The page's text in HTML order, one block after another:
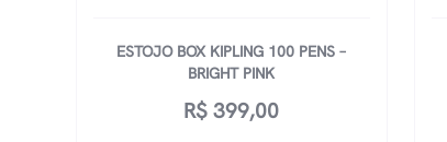
ESTOJO BOX KIPLING 100 PENS –
BRIGHT PINK
R$ 399,00